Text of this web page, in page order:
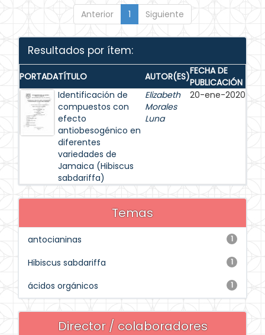
Anterior 1 Siguiente
Resultados por ítem:
PORTADATÍTULO AUTOR(ES)FECHA DE
PUBLICACIÓN
Identificación de
compuestos con
efecto
antiobesogénico en
diferentes
variedades de
Jamaica (Hibiscus
sabdariffa)
Elizabeth
Morales
Luna
20-ene-2020
Temas
1
antocianinas
1
Hibiscus sabdariffa
1
ácidos orgánicos
Director / colaboradores